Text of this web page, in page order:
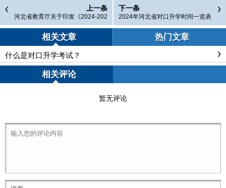
上一条
河北省教育厅关于印发《2024-202
6年河北省中等职业学校对口升学考
试大纲》的通知
下一条
2024年河北省对口升学时间一览表
相关文章 热门文章
什么是对口升学考试？
相关评论
暂无评论